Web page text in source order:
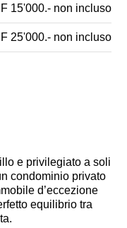
e privilegiato a soli
condominio privato
d’eccezione
equilibrio tra
15'000.- non incluso
25'000.- non incluso